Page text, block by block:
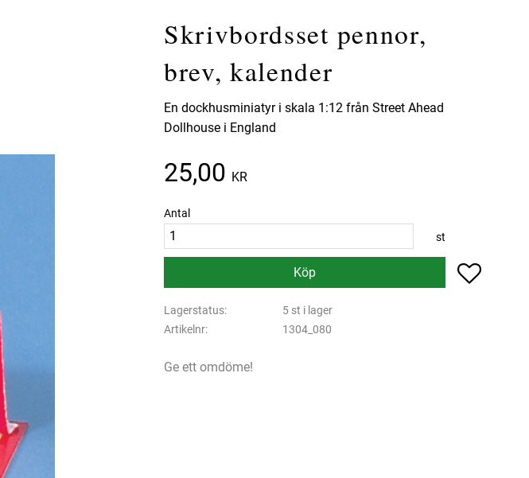
Skrivbordsset pennor,
brev, kalender
En dockhusminiatyr i skala 1:12 från Street Ahead
Dollhouse i England
25,00 KR
Antal
st
Köp Lägg till
Lagerstatus
5 st i lager
Artikelnr
1304_080
Ge ett omdöme!